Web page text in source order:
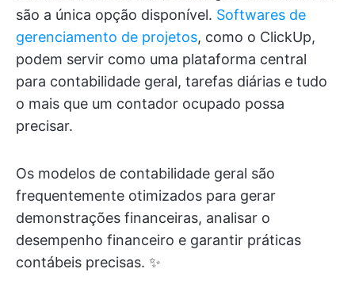
são a única opção disponível. Softwares de
gerenciamento de projetos, como o ClickUp,
podem servir como uma plataforma central
para contabilidade geral, tarefas diárias e tudo
o mais que um contador ocupado possa
precisar.
Os modelos de contabilidade geral são
frequentemente otimizados para gerar
demonstrações financeiras, analisar o
desempenho financeiro e garantir práticas
contábeis precisas. ✨